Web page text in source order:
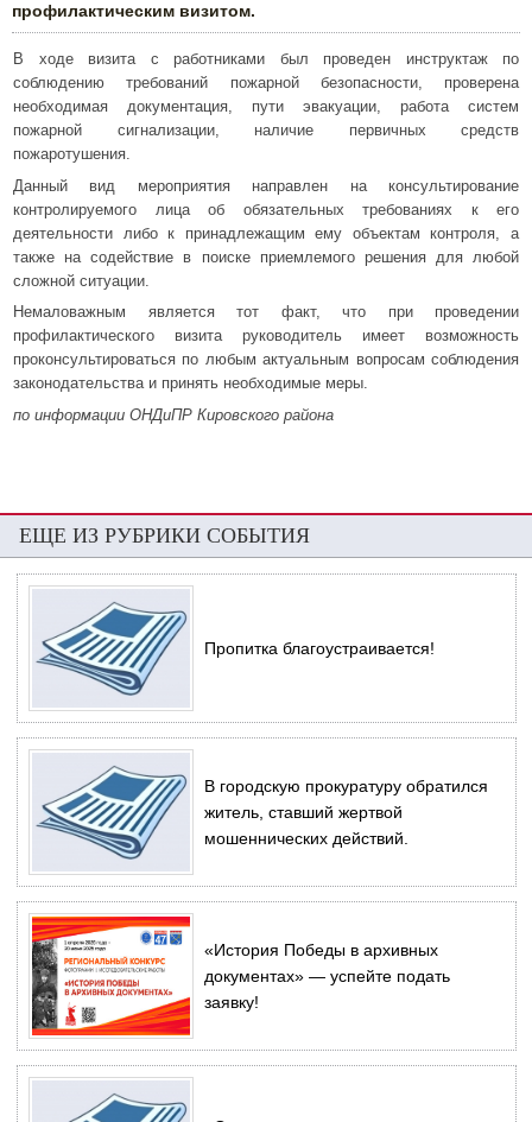
профилактическим визитом.
В ходе визита с работниками был проведен инструктаж по
соблюдению требований пожарной безопасности, проверена
необходимая документация, пути эвакуации, работа систем
пожарной сигнализации, наличие первичных средств
пожаротушения.
Данный вид мероприятия направлен на консультирование
контролируемого лица об обязательных требованиях к его
деятельности либо к принадлежащим ему объектам контроля, а
также на содействие в поиске приемлемого решения для любой
сложной ситуации.
Немаловажным является тот факт, что при проведении
профилактического визита руководитель имеет возможность
проконсультироваться по любым актуальным вопросам соблюдения
законодательства и принять необходимые меры.
по информации ОНДиПР Кировского района
ЕЩЕ ИЗ РУБРИКИ СОБЫТИЯ
Пропитка благоустраивается!
В городскую прокуратуру обратился
житель, ставший жертвой
мошеннических действий.
«История Победы в архивных
документах» — успейте подать
заявку!